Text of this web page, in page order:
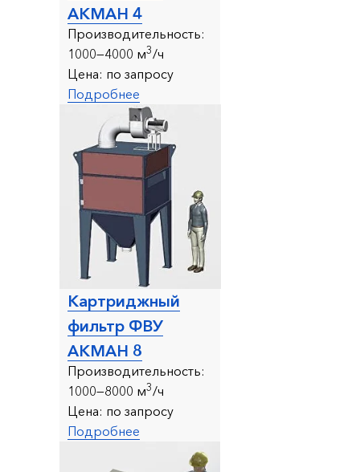
Производительность:
1000—4000 м3/ч
Цена: по запросу
Подробнее
АКМАН 4
Производительность:
1000—8000 м3/ч
Цена: по запросу
Подробнее
Картриджный
фильтр ФВУ
АКМАН 8